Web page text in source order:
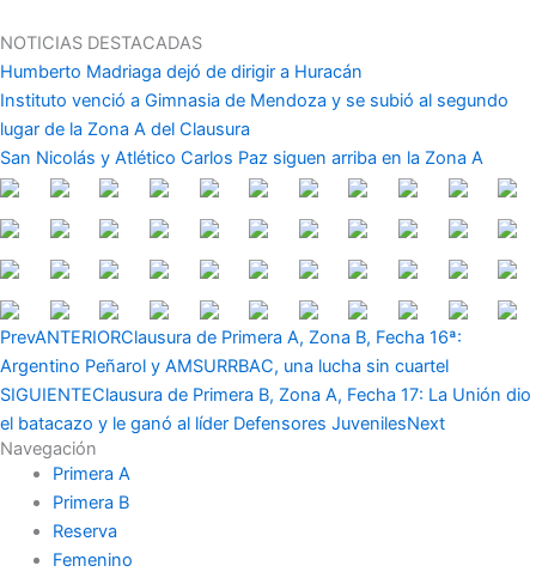
al
contenido
NOTICIAS DESTACADAS
Humberto Madriaga dejó de dirigir a Huracán
Instituto venció a Gimnasia de Mendoza y se subió al segundo
lugar de la Zona A del Clausura
San Nicolás y Atlético Carlos Paz siguen arriba en la Zona A
PrevANTERIORClausura de Primera A, Zona B, Fecha 16ª:
Argentino Peñarol y AMSURRBAC, una lucha sin cuartel
SIGUIENTEClausura de Primera B, Zona A, Fecha 17: La Unión dio
el batacazo y le ganó al líder Defensores JuvenilesNext
Navegación
Primera A
Primera B
Reserva
Femenino